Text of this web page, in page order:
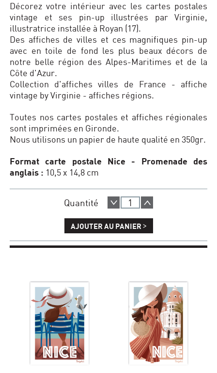
Décorez votre intérieur avec les cartes postales
vintage et ses pin-up illustrées par Virginie,
illustratrice installée à Royan (17).
Des affiches de villes et ces magnifiques pin-up
avec en toile de fond les plus beaux décors de
notre belle région des Alpes-Maritimes et de la
Côte d'Azur.
Collection d'affiches villes de France - affiche
vintage by Virginie - affiches régions.
Toutes nos cartes postales et affiches régionales
sont imprimées en Gironde.
Nous utilisons un papier de haute qualité en 350gr.
Format carte postale Nice - Promenade des
anglais : 10,5 x 14,8 cm
Quantité
AJOUTER AU PANIER >